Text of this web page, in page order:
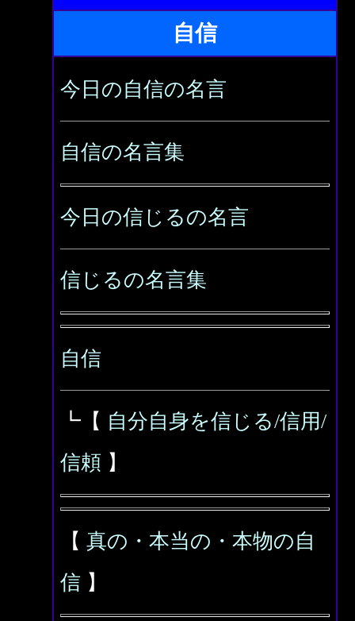
自信
今日の自信の名言
自信の名言集
今日の信じるの名言
信じるの名言集
自信
┗【 自分自身を信じる/信用/
信頼 】
【 真の・本当の・本物の自
信 】